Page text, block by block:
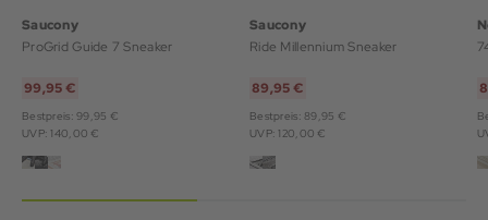
Saucony
ProGrid Guide 7 Sneaker
99,95 €
Bestpreis: 99,95 €
UVP: 140,00 €
Saucony
Ride Millennium Sneaker
89,95 €
Bestpreis: 89,95 €
UVP: 120,00 €